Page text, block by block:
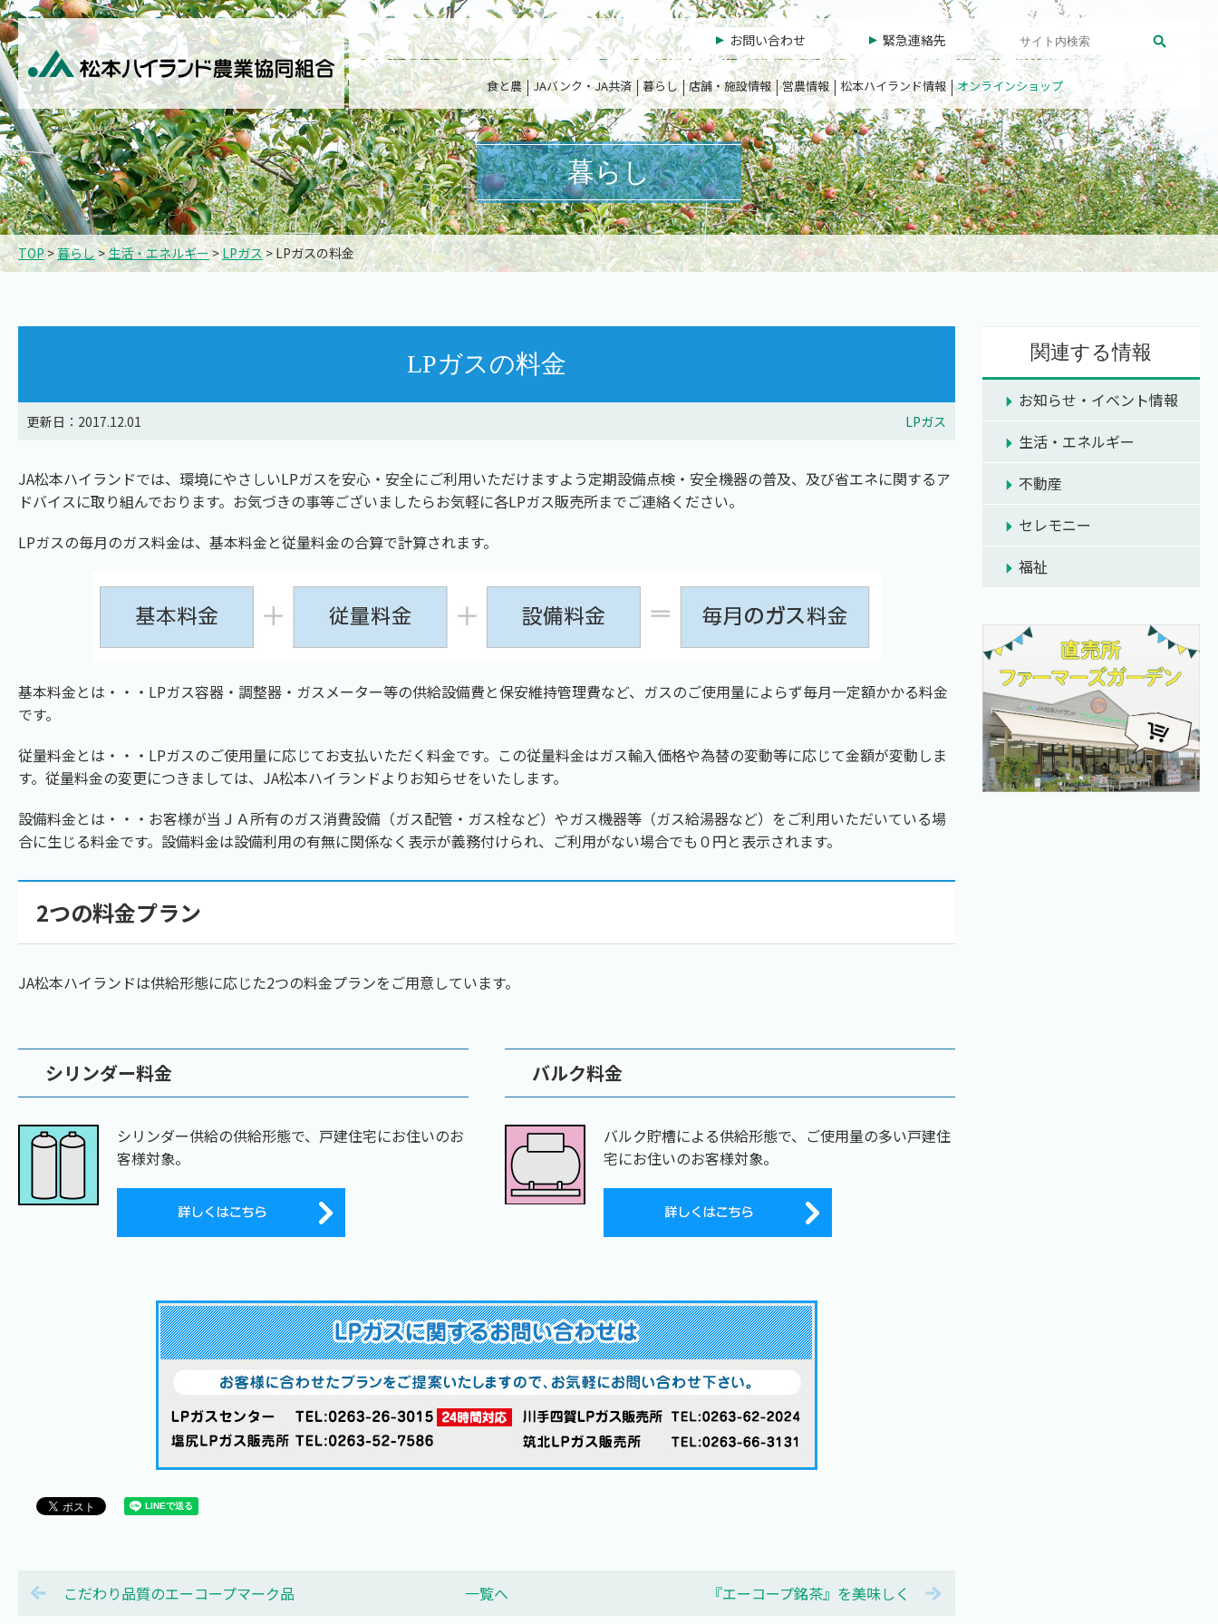
お問い合わせ 緊急連絡先
食と農 JAバンク・JA共済 暮らし 店舗・施設情報 営農情報 松本ハイランド情報 オンラインショップ
暮らし
TOP>暮らし>生活・エネルギー>LPガス> LPガスの料金
LPガスの料金
更新日：2017.12.01 LPガス
JA松本ハイランドでは、環境にやさしいLPガスを安心・安全にご利用いただけますよう定期設備点検・安全機器の普及、及び省エネに関するア
ドバイスに取り組んでおります。お気づきの事等ございましたらお気軽に各LPガス販売所までご連絡ください。
LPガスの毎月のガス料金は、基本料金と従量料金の合算で計算されます。
基本料金とは・・・LPガス容器・調整器・ガスメーター等の供給設備費と保安維持管理費など、ガスのご使用量によらず毎月一定額かかる料金
です。
従量料金とは・・・LPガスのご使用量に応じてお支払いただく料金です。この従量料金はガス輸入価格や為替の変動等に応じて金額が変動しま
す。従量料金の変更につきましては、JA松本ハイランドよりお知らせをいたします。
設備料金とは・・・お客様が当ＪＡ所有のガス消費設備（ガス配管・ガス栓など）やガス機器等（ガス給湯器など）をご利用いただいている場
合に生じる料金です。設備料金は設備利用の有無に関係なく表示が義務付けられ、ご利用がない場合でも０円と表示されます。
2つの料金プラン
JA松本ハイランドは供給形態に応じた2つの料金プランをご用意しています。
シリンダー料金
シリンダー供給の供給形態で、戸建住宅にお住いのお
客様対象。
バルク料金
バルク貯槽による供給形態で、ご使用量の多い戸建住
宅にお住いのお客様対象。
こだわり品質のエーコープマーク品 一覧へ 『エーコープ銘茶』を美味しく
関連する情報
お知らせ・イベント情報
生活・エネルギー
不動産
セレモニー
福祉